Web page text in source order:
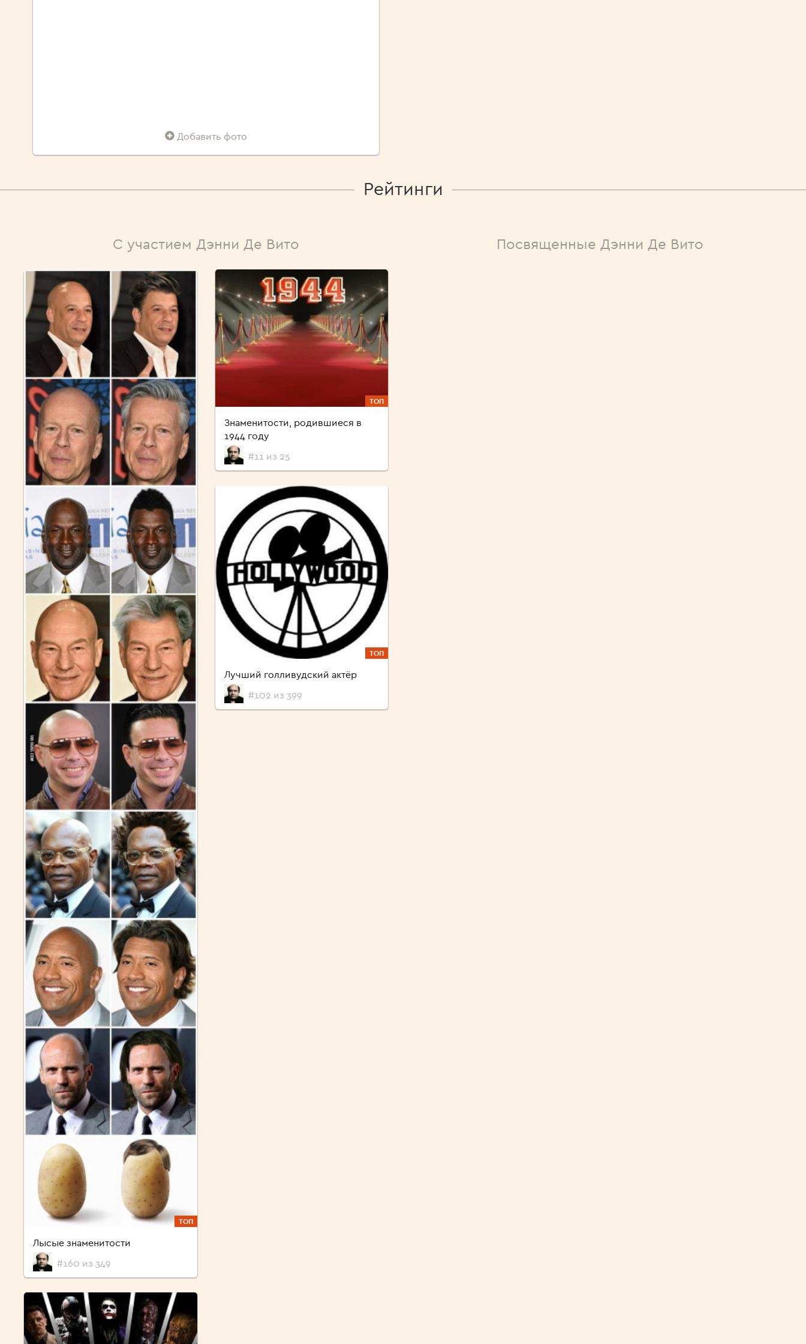
Добавить фото
Рейтинги
С участием Дэнни Де Вито
ТОП
Лысые знаменитости
#160 из 349
ТОП
Знаменитости, родившиеся в
1944 году
#11 из 25
ТОП
Лучший голливудский актёр
#102 из 399
Посвященные Дэнни Де Вито